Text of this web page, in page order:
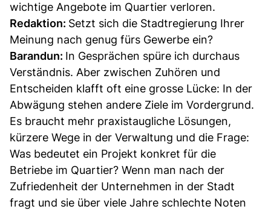
wichtige Angebote im Quartier verloren.
Redaktion: Setzt sich die Stadtregierung Ihrer
Meinung nach genug fürs Gewerbe ein?
Barandun: In Gesprächen spüre ich durchaus
Verständnis. Aber zwischen Zuhören und
Entscheiden klafft oft eine grosse Lücke: In der
Abwägung stehen andere Ziele im Vordergrund.
Es braucht mehr praxistaugliche Lösungen,
kürzere Wege in der Verwaltung und die Frage:
Was bedeutet ein Projekt konkret für die
Betriebe im Quartier? Wenn man nach der
Zufriedenheit der Unternehmen in der Stadt
fragt und sie über viele Jahre schlechte Noten